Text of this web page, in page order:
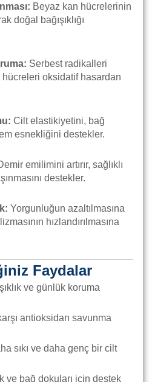
Beyaz kan hücrelerinin
doğal bağışıklığı
Serbest radikalleri
oksidatif hasardan
Cilt elastikiyetini, bağ
esnekliğini destekler.
emilimini artırır, sağlıklı
destekler.
Yorgunluğun azaltılmasına
hızlandırılmasına
Faydalar
ve günlük koruma
antioksidan savunma
sıkı ve daha genç bir cilt
ve bağ dokuları için destek